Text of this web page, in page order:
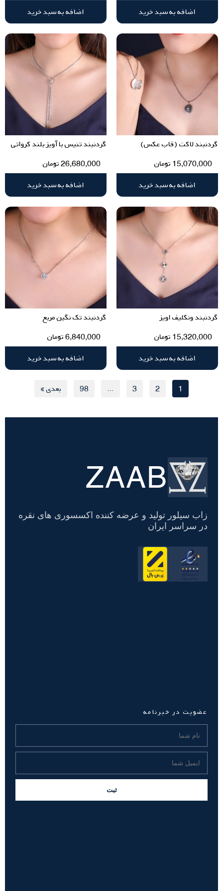
اضافه به سبد خرید
اضافه به سبد خرید
گردنبند لاکت (قاب عکس)
15,070,000 تومان
اضافه به سبد خرید
گردنبند تنیس با آویز بلند کرواتی
26,680,000تومان
اضافه به سبد خرید
گردنبند ونکلیف اویز
15,320,000 تومان
اضافه به سبد خرید
گردنبند تک نگین مربع
6,840,000تومان
اضافه به سبد خرید
1
2
3
…
98 بعدی »
تسویه
حساب
ZAAB
زاب سیلور تولید و عرضه کننده اکسسوری های نقره
در سراسر ایران
عضویت در خبرنامه
ثبت